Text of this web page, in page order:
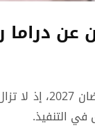
دراما
لم تتضح بعد
في التنفيذ.